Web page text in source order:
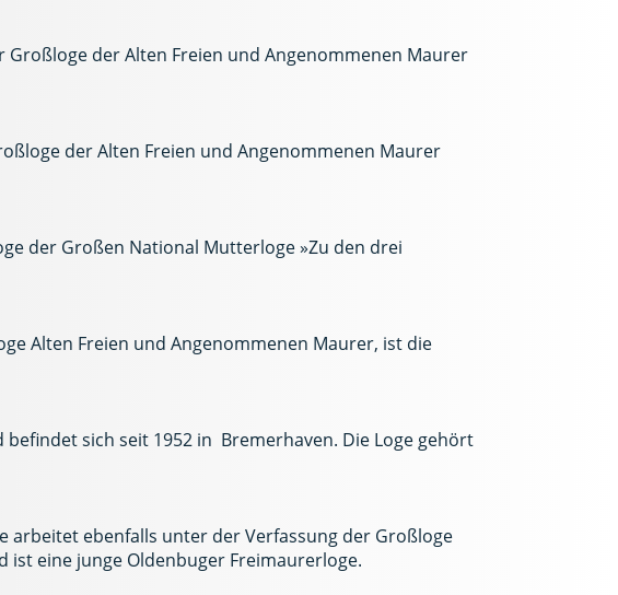
Großloge der Alten Freien und Angenommenen Maurer
der Alten Freien und Angenommenen Maurer
der Großen National Mutterloge »Zu den drei
Alten Freien und Angenommenen Maurer, ist die
sich seit 1952 in Bremerhaven. Die Loge gehört
arbeitet ebenfalls unter der Verfassung der Großloge
ist eine junge Oldenbuger Freimaurerloge.